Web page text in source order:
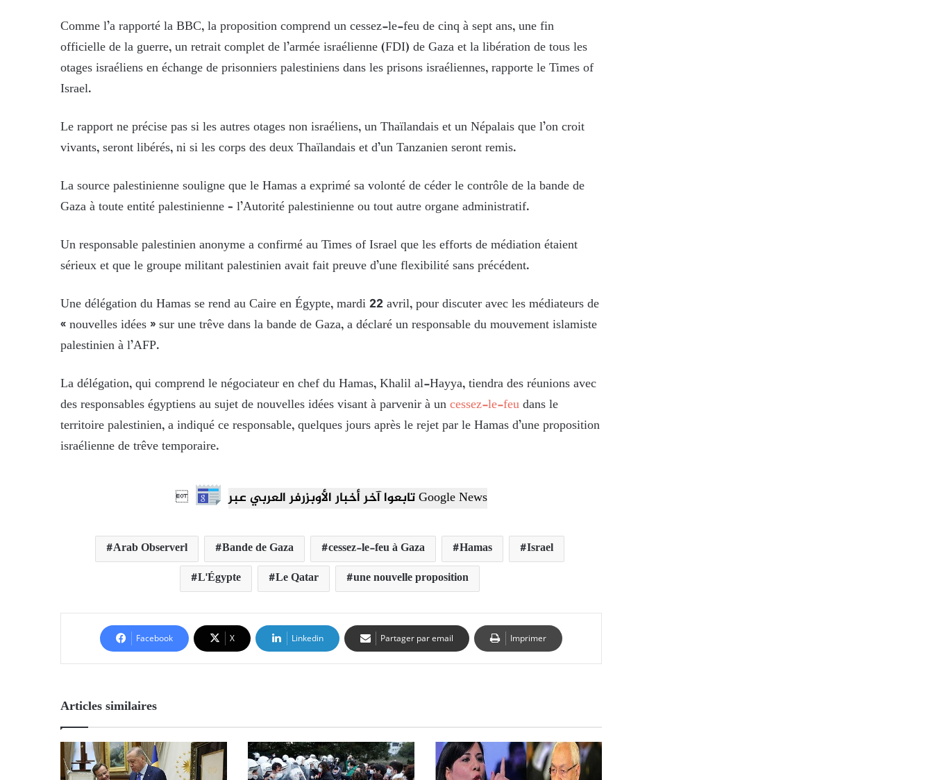
Comme l’a rapporté la BBC, la proposition comprend un cessez-le-feu de cinq à sept ans, une fin
officielle de la guerre, un retrait complet de l’armée israélienne (FDI) de Gaza et la libération de tous les
otages israéliens en échange de prisonniers palestiniens dans les prisons israéliennes, rapporte le Times of
Israel.
Le rapport ne précise pas si les autres otages non israéliens, un Thaïlandais et un Népalais que l’on croit
vivants, seront libérés, ni si les corps des deux Thaïlandais et d’un Tanzanien seront remis.
La source palestinienne souligne que le Hamas a exprimé sa volonté de céder le contrôle de la bande de
Gaza à toute entité palestinienne – l’Autorité palestinienne ou tout autre organe administratif.
Un responsable palestinien anonyme a confirmé au Times of Israel que les efforts de médiation étaient
sérieux et que le groupe militant palestinien avait fait preuve d’une flexibilité sans précédent.
Une délégation du Hamas se rend au Caire en Égypte, mardi 22 avril, pour discuter avec les médiateurs de
« nouvelles idées » sur une trêve dans la bande de Gaza, a déclaré un responsable du mouvement islamiste
palestinien à l’AFP.
La délégation, qui comprend le négociateur en chef du Hamas, Khalil al-Hayya, tiendra des réunions avec
des responsables égyptiens au sujet de nouvelles idées visant à parvenir à uncessez-le-feudans le
territoire palestinien, a indiqué ce responsable, quelques jours après le rejet par le Hamas d’une proposition
israélienne de trêve temporaire.
 تابعوا آخر أخبار الأوبزرفر العربي عبر Google News
Arab Observerl Bande de Gaza cessez-le-feu à Gaza Hamas
Israel
L'Égypte
Le Qatar une nouvelle proposition
Facebook X Linkedin Partager par email Imprimer
Articles similaires